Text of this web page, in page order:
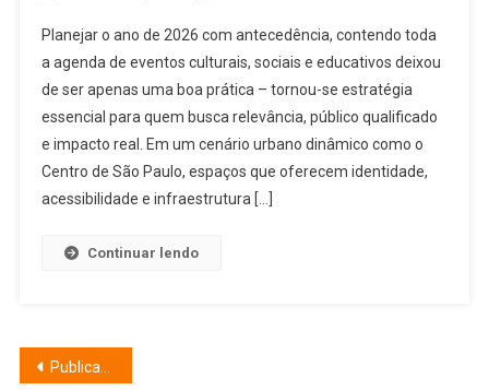
Planejar o ano de 2026 com antecedência, contendo toda
a agenda de eventos culturais, sociais e educativos deixou
de ser apenas uma boa prática – tornou-se estratégia
essencial para quem busca relevância, público qualificado
e impacto real. Em um cenário urbano dinâmico como o
Centro de São Paulo, espaços que oferecem identidade,
acessibilidade e infraestrutura […]
Continuar lendo
Navegação
Publicações mais antigas